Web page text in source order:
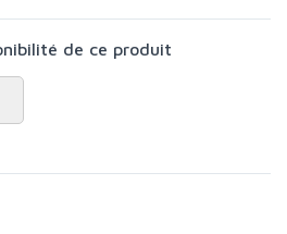
de ce produit